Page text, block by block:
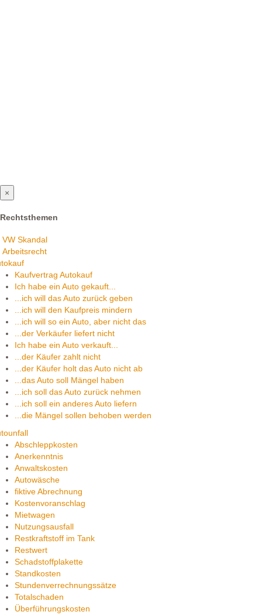
×
Rechtsthemen
VW Skandal
Arbeitsrecht
Kaufvertrag Autokauf
Ich habe ein Auto gekauft...
...ich will das Auto zurück geben
...ich will den Kaufpreis mindern
...ich will so ein Auto, aber nicht das
...der Verkäufer liefert nicht
Ich habe ein Auto verkauft...
...der Käufer zahlt nicht
...der Käufer holt das Auto nicht ab
...das Auto soll Mängel haben
...ich soll das Auto zurück nehmen
...ich soll ein anderes Auto liefern
...die Mängel sollen behoben werden
Abschleppkosten
Anerkenntnis
Anwaltskosten
Autowäsche
fiktive Abrechnung
Kostenvoranschlag
Mietwagen
Nutzungsausfall
Restkraftstoff im Tank
Restwert
Schadstoffplakette
Standkosten
Stundenverrechnungssätze
Totalschaden
Überführungskosten